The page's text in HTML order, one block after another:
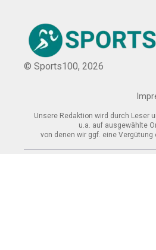
© Sports100, 2026
Unsere Redaktion wird durch Leser
u.a. auf ausgewählte
von denen wir ggf. eine Vergütung